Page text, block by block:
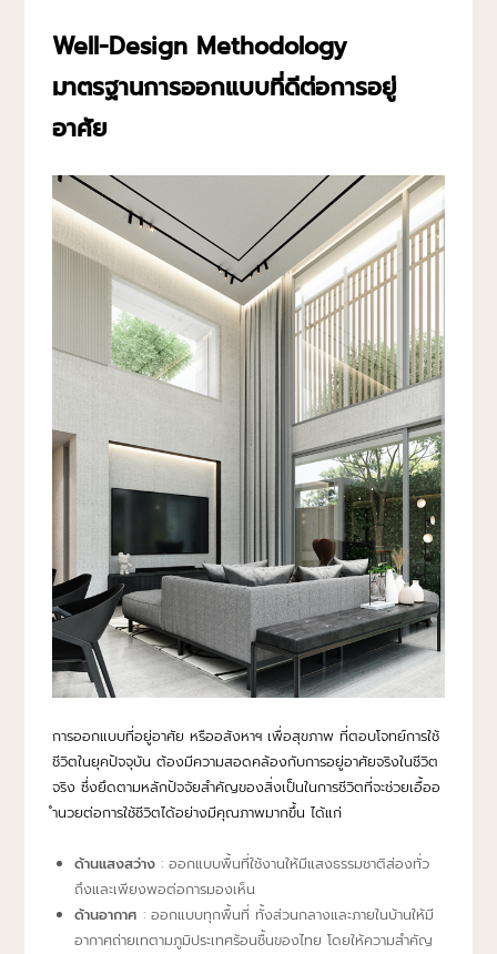
Well-Design Methodology
มาตรฐานการออกแบบที่ดีต่อการอยู่
อาศัย
การออกแบบที่อยู่อาศัย หรืออสังหาฯ เพื่อสุขภาพ ที่ตอบโจทย์การใช้
ชีวิตในยุคปัจจุบัน ต้องมีความสอดคล้องกับการอยู่อาศัยจริงในชีวิต
จริง ซึ่งยึดตามหลักปัจจัยสำคัญของสิ่งเป็นในการชีวิตที่จะช่วยเอื้ออ
ำนวยต่อการใช้ชีวิตได้อย่างมีคุณภาพมากขึ้น ได้แก่
ด้านแสงสว่าง : ออกแบบพื้นที่ใช้งานให้มีแสงธรรมชาติส่องทั่ว
ถึงและเพียงพอต่อการมองเห็น
ด้านอากาศ : ออกแบบทุกพื้นที่ ทั้งส่วนกลางและภายในบ้านให้มี
อากาศถ่ายเทตามภูมิประเทศร้อนชื้นของไทย โดยให้ความสำคัญ